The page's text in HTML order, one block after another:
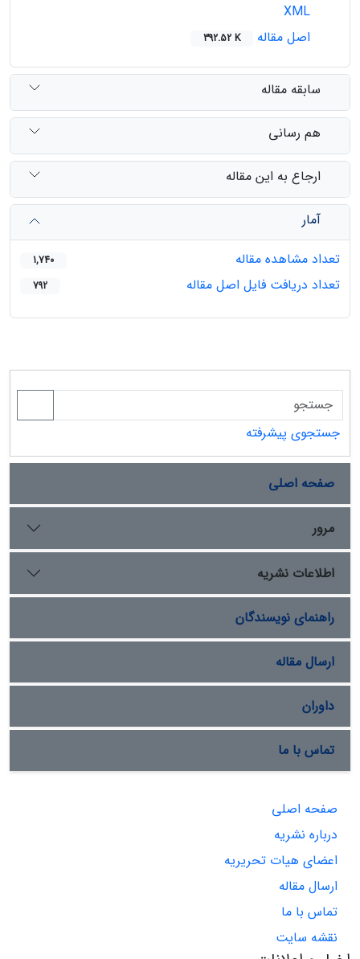
اصل مقاله
392.52 K
سابقه مقاله
هم رسانی
ارجاع به این مقاله
آمار
تعداد مشاهده مقاله
1,740
تعداد دریافت فایل اصل مقاله 792
جستجوی پیشرفته
صفحه اصلی
مرور
اطلاعات نشریه
راهنمای نویسندگان
ارسال مقاله
داوران
تماس با ما
صفحه اصلی
درباره نشریه
اعضای هیات تحریریه
ارسال مقاله
تماس با ما
نقشه سایت